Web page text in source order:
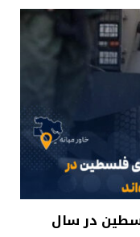
در سال